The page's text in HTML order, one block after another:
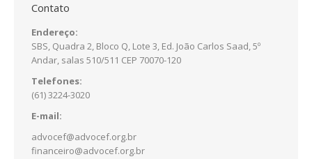
Contato
Endereço:
SBS, Quadra 2, Bloco Q, Lote 3, Ed. João Carlos Saad, 5º
Andar, salas 510/511 CEP 70070-120
Telefones:
(61) 3224-3020
E-mail:
advocef@advocef.org.br
financeiro@advocef.org.br